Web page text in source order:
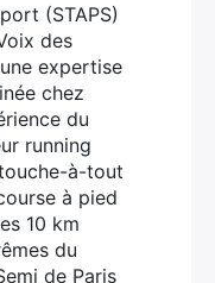
(STAPS)
des
expertise
chez
du
running
à-tout
à pied
10 km
du
de Paris